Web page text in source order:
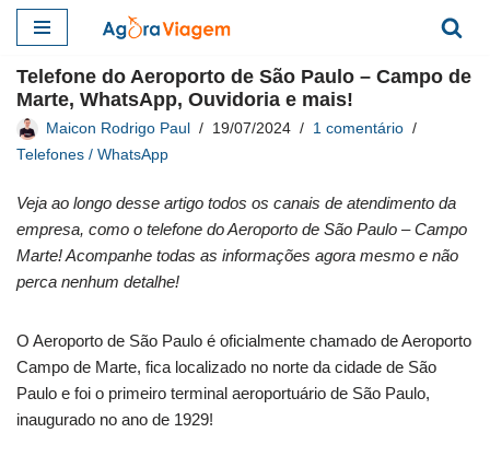
para
o
conteúdo
Telefone do Aeroporto de São Paulo – Campo de
Marte, WhatsApp, Ouvidoria e mais!
Maicon Rodrigo Paul 19/07/2024
1 comentário
Telefones / WhatsApp
Veja ao longo desse artigo todos os canais de atendimento da
empresa, como o telefone do Aeroporto de São Paulo – Campo
Marte! Acompanhe todas as informações agora mesmo e não
perca nenhum detalhe!
O Aeroporto de São Paulo é oficialmente chamado de Aeroporto
Campo de Marte, fica localizado no norte da cidade de São
Paulo e foi o primeiro terminal aeroportuário de São Paulo,
inaugurado no ano de 1929!